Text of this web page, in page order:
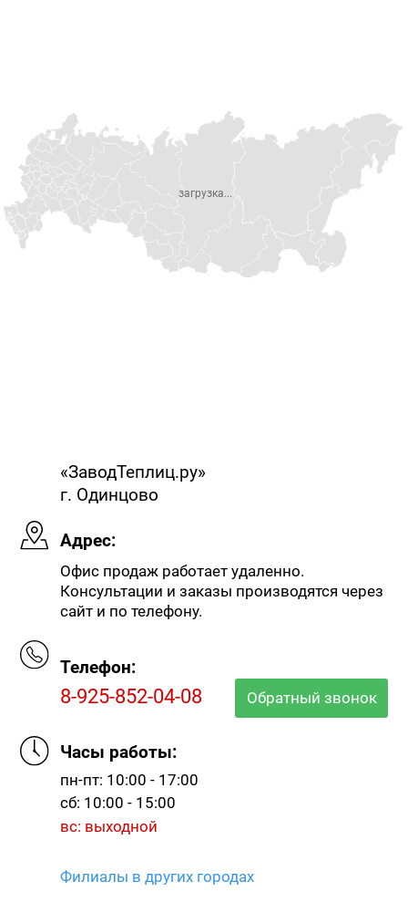
«ЗаводТеплиц.ру»
г. Одинцово
Адрес:
Офис продаж работает удаленно.
Консультации и заказы производятся через
сайт и по телефону.
Телефон:
8-925-852-04-08 Обратный звонок
Часы работы:
пн-пт: 10:00 - 17:00
сб: 10:00 - 15:00
вс: выходной
Филиалы в других городах
загрузка...